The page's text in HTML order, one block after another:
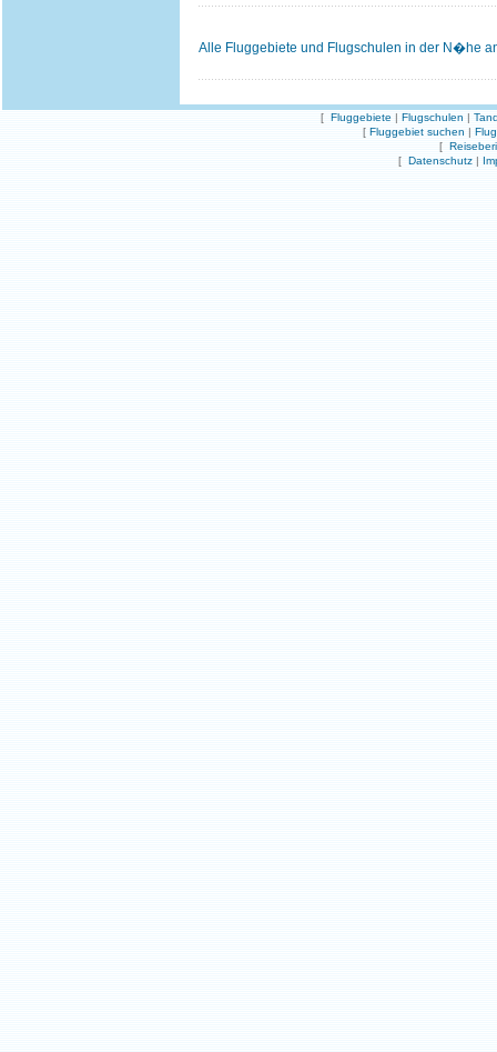
Alle Fluggebiete und Flugschulen in der N�he
[ Fluggebiete | Flugschulen |
[ Fluggebiet suchen |
[
[ Datenschutz |